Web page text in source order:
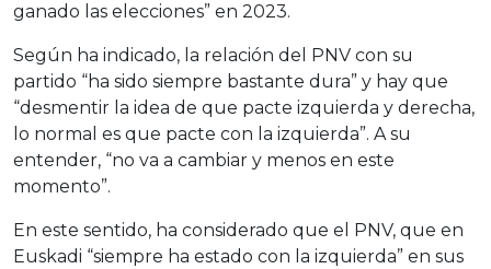
ganado las elecciones” en 2023.
Según ha indicado, la relación del PNV con su
partido “ha sido siempre bastante dura” y hay que
“desmentir la idea de que pacte izquierda y derecha,
lo normal es que pacte con la izquierda”. A su
entender, “no va a cambiar y menos en este
momento”.
En este sentido, ha considerado que el PNV, que en
Euskadi “siempre ha estado con la izquierda” en sus